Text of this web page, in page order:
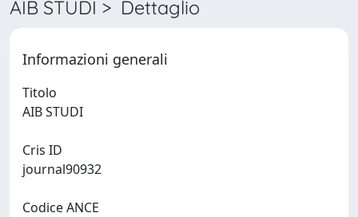
AIB STUDI > Dettaglio
Informazioni generali
Titolo
Cris ID
Codice ANCE